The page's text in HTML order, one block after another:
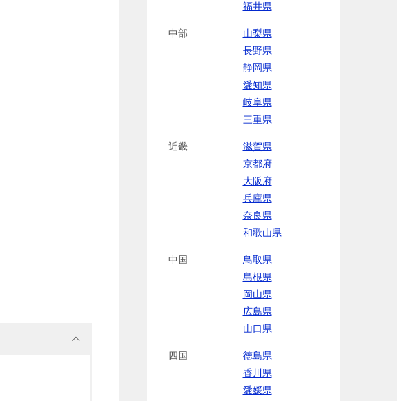
福井県
中部
山梨県
長野県
静岡県
愛知県
岐阜県
三重県
近畿
滋賀県
京都府
大阪府
兵庫県
奈良県
和歌山県
中国
鳥取県
島根県
岡山県
広島県
山口県
四国
徳島県
香川県
愛媛県